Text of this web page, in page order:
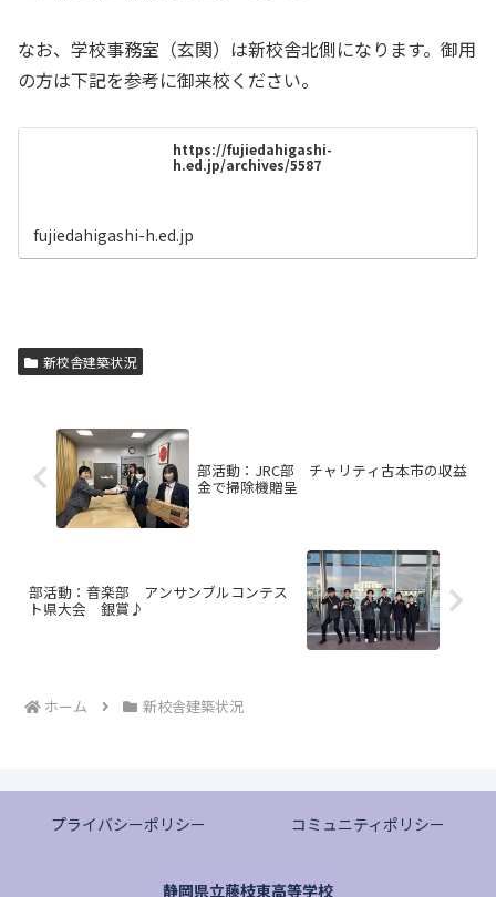
なお、学校事務室（玄関）は新校舎北側になります。御用
の方は下記を参考に御来校ください。
https://fujiedahigashi-
h.ed.jp/archives/5587
fujiedahigashi-h.ed.jp
新校舎建築状況
部活動：JRC部 チャリティ古本市の収益
金で掃除機贈呈
部活動：音楽部 アンサンブルコンテス
ト県大会 銀賞♪
ホーム 新校舎建築状況
プライバシーポリシー コミュニティポリシー
静岡県立藤枝東高等学校